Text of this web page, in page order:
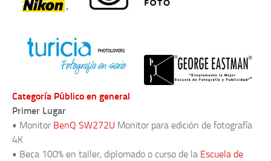
Categoría Público en general
Primer Lugar
• Monitor BenQ SW272U Monitor para edición de fotografía
4K
• Beca 100% en taller, diplomado o curso de la Escuela de